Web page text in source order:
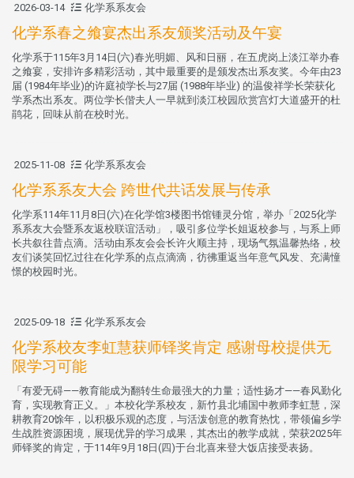
2026-03-14 化学系系友会
化学系春之飨宴杰出系友颁奖活动及午宴
化学系于115年3月14日(六)春光明媚、风和日丽，在五虎岗上淡江举办春
之飨宴，安排许多精彩活动，其中最重要的是颁发杰出系友奖。今年由23
届 (1984年毕业)的许庭祯学长与27届 (1988年毕业) 的温俊祥学长荣获化
学系杰出系友。两位学长偕夫人一早就到淡江校园欣赏宫灯大道盛开的杜
鹃花，回味从前在校时光。
2025-11-08 化学系系友会
化学系系友大会 跨世代共话发展与传承
化学系114年11月8日(六)在化学馆3楼图书馆锺灵分馆，举办「2025化学
系系友大会暨系友返校联谊活动」，吸引多位学长姐返校参与，与系上师
长共叙往昔点滴。活动由系友会会长许火顺主持，现场气氛温馨热络，校
友们谈笑回忆过往在化学系的点点滴滴，彷彿重返当年意气风发、充满憧
憬的校园时光。
2025-09-18 化学系系友会
化学系校友李虹慧获师铎奖肯定 感谢母校提供无
限学习可能
「有爱无碍——教育能成为翻转生命最强大的力量；适性扬才——春风勤化
育，实现教育正义。」本校化学系校友，新竹县北埔国中教师李虹慧，深
耕教育20馀年，以积极乐观的态度，与活泼创意的教育热忱，带领偏乡学
生战胜资源困境，展现优异的学习成果，其杰出的教学成就，荣获2025年
师铎奖的肯定，于114年9月18日(四)于台北喜来登大饭店接受表扬。